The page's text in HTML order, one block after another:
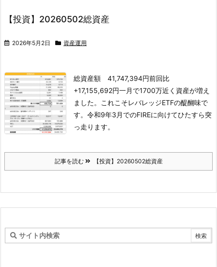
【投資】20260502総資産
2026年5月2日 資産運用
総資産額 41,747,394円前回比
+17,155,692円一月で1700万近く資産が増え
ました。これこそレバレッジETFの醍醐味で
す。 令和9年3月でのFIREに向けてひたすら突
っ走ります。
記事を読む 【投資】20260502総資産